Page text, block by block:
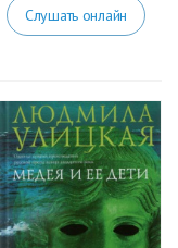
Слушать онлайн